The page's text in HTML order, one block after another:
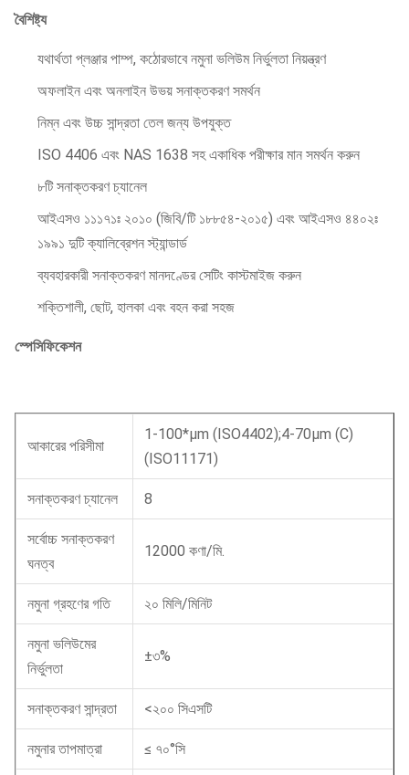
বৈশিষ্ট্য
যথার্থতা প্লঞ্জার পাম্প, কঠোরভাবে নমুনা ভলিউম নির্ভুলতা নিয়ন্ত্রণ
অফলাইন এবং অনলাইন উভয় সনাক্তকরণ সমর্থন
নিম্ন এবং উচ্চ সান্দ্রতা তেল জন্য উপযুক্ত
ISO 4406 এবং NAS 1638 সহ একাধিক পরীক্ষার মান সমর্থন করুন
৮টি সনাক্তকরণ চ্যানেল
আইএসও ১১১৭১ঃ ২০১০ (জিবি/টি ১৮৮৫৪-২০১৫) এবং আইএসও ৪৪০২ঃ
১৯৯১ দুটি ক্যালিব্রেশন স্ট্যান্ডার্ড
ব্যবহারকারী সনাক্তকরণ মানদণ্ডের সেটিং কাস্টমাইজ করুন
শক্তিশালী, ছোট, হালকা এবং বহন করা সহজ
স্পেসিফিকেশন
আকারের পরিসীমা
1-100*μm (ISO4402);4-70μm (C)
(ISO11171)
সনাক্তকরণ চ্যানেল 8
সর্বোচ্চ সনাক্তকরণ
ঘনত্ব
12000 কণা/মি.
নমুনা গ্রহণের গতি ২০ মিলি/মিনিট
নমুনা ভলিউমের
নির্ভুলতা
±৩%
সনাক্তকরণ সান্দ্রতা <২০০ সিএসটি
নমুনার তাপমাত্রা ≤ ৭০°সি